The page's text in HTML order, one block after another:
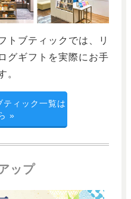
トブティックでは、リ
グギフトを実際にお手
。
ティック一覧は
»
ップ